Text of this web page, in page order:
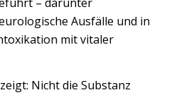
Ausfälle und in
mit vitaler
Nicht die Substanz